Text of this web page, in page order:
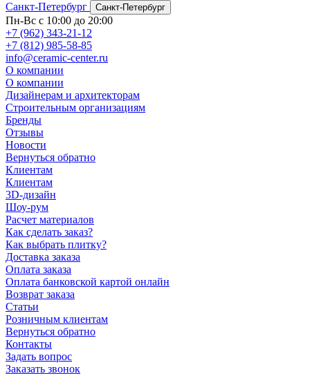
Санкт-Петербург
Санкт-Петербург
Пн-Вс с 10:00 до 20:00
+7 (962) 343-21-12
+7 (812) 985-58-85
info@ceramic-center.ru
О компании
О компании
Дизайнерам и архитекторам
Строительным организациям
Бренды
Отзывы
Новости
Вернуться обратно
Клиентам
Клиентам
3D-дизайн
Шоу-рум
Расчет материалов
Как сделать заказ?
Как выбрать плитку?
Доставка заказа
Оплата заказа
Оплата банковской картой онлайн
Возврат заказа
Статьи
Розничным клиентам
Вернуться обратно
Контакты
Задать вопрос
Заказать звонок